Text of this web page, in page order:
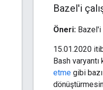
Bazel'i
Öneri:
15.01.2020
Bash varyantı
etme gibi